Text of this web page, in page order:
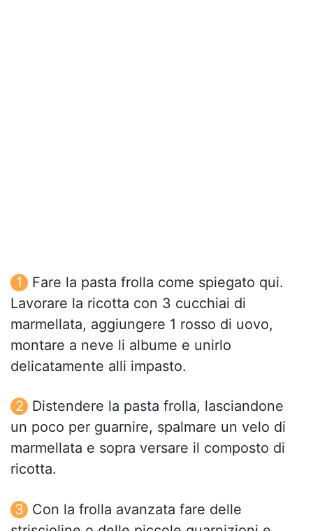
Fare la pasta frolla come spiegato qui.
Lavorare la ricotta con 3 cucchiai di
marmellata, aggiungere 1 rosso di uovo,
montare a neve li albume e unirlo
delicatamente alli impasto.
Distendere la pasta frolla, lasciandone
un poco per guarnire, spalmare un velo di
marmellata e sopra versare il composto di
ricotta.
Con la frolla avanzata fare delle